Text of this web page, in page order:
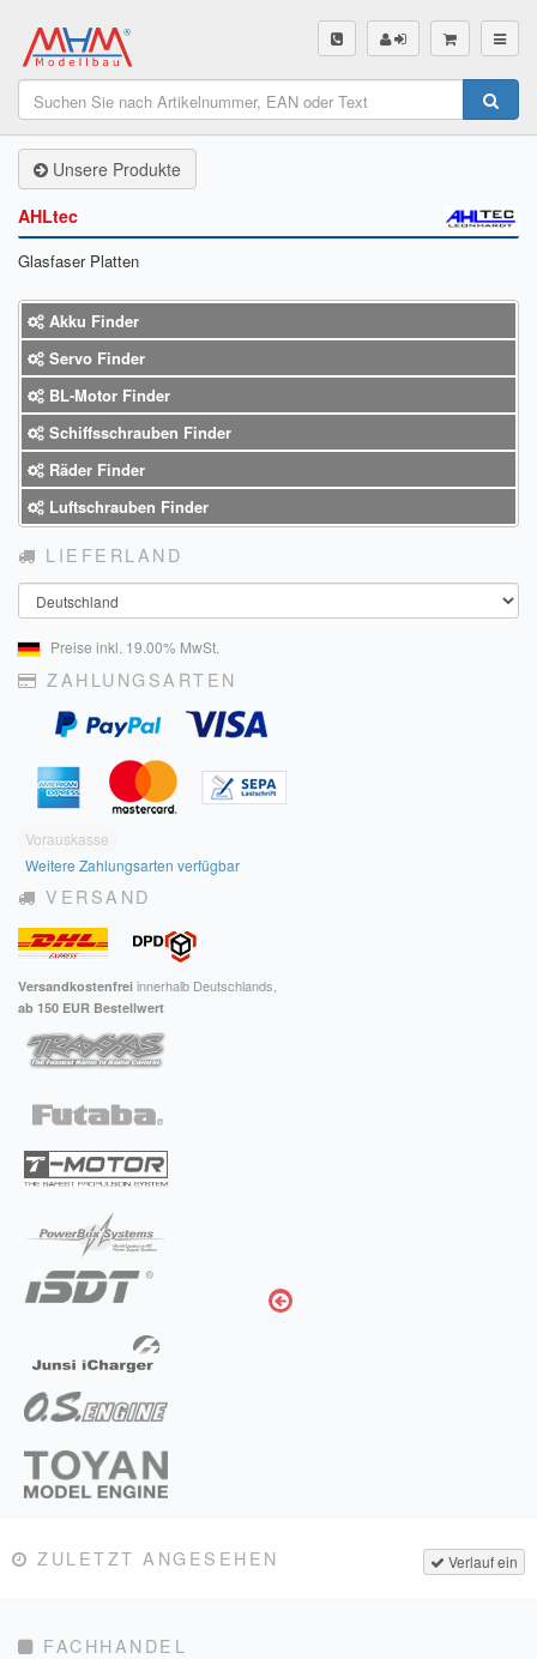
SHOP
Unsere Produkte
Servo Finder
BL-Motor Finder
Schiffsschrauben Finder
Räder Finder
Luftschrauben Finder
Sendungsverfolgung DHL
Sendungsverfolgung DPD
Verfügbarkeitsanzeige
Zahlung und Versand
Widerrufsrecht
Widerrufsbelehrung für den Verkauf von Waren / Muster-
Widerrufsformular
Widerrufsbelehrung für digitale Waren / Muster-
Widerrufsformular
AGB und Kundeninformationen
Datenschutzerklärung
Hinweise zur Batterieentsorgung
Geschäftszeiten
Impressum
FAQ
ÜBER UNS
KONTAKT
MEIN KONTO
WARENKORB
Unsere Produkte
AHLtec
Glasfaser Platten
Akku Finder
Servo Finder
BL-Motor Finder
Schiffsschrauben Finder
Räder Finder
Luftschrauben Finder
LIEFERLAND
Land
Preise inkl. 19.00% MwSt.
ZAHLUNGSARTEN
Vorauskasse
Weitere Zahlungsarten verfügbar
VERSAND
Versandkostenfrei innerhalb Deutschlands,
ab 150 EUR Bestellwert
Verlauf ein
ZULETZT ANGESEHEN
FACHHANDEL